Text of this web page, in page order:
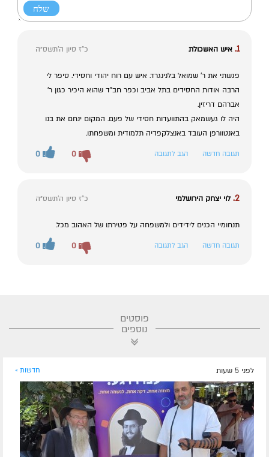
1. איש האשכולת כ"ז סיון ה׳תשס״ה
פגשתי את ר' שמואל בלנינגרד. איש עם רוח יהודי וחסידי. סיפר לי
הרבה אודות החסידים בתל אביב וכפר חב"ד שהוא היכיר כגון ר'
אברהם דריזין.
היה לו געשמאק בהתוועדות חסידי של פעם. המקום ינחם את בנו
באנטוורפן העובד באנצלקפדיה תלמודית ומשפחתו.
תגובה חדשה הגב לתגובה 0 0
2. לוי יצחק הירושלמי כ"ז סיון ה׳תשס״ה
תנחומיי הכנים לידידים ולמשפחה על פטירתו של האהוב מכל.
תגובה חדשה הגב לתגובה 0 0
פוסטים
נוספים
לפני 5 שעות חדשות »